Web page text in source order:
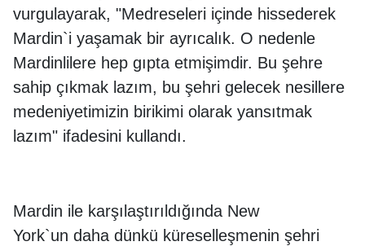
vurgulayarak, "Medreseleri içinde hissederek
Mardin`i yaşamak bir ayrıcalık. O nedenle
Mardinlilere hep gıpta etmişimdir. Bu şehre
sahip çıkmak lazım, bu şehri gelecek nesillere
medeniyetimizin birikimi olarak yansıtmak
lazım" ifadesini kullandı.
Mardin ile karşılaştırıldığında New
York`un daha dünkü küreselleşmenin şehri